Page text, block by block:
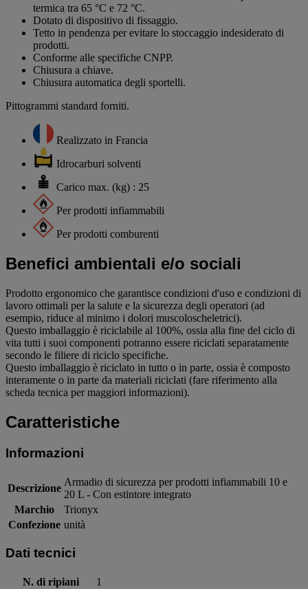
termica tra 65 °C e 72 °C.
Dotato di dispositivo di fissaggio.
Tetto in pendenza per evitare lo stoccaggio indesiderato di
prodotti.
Conforme alle specifiche CNPP.
Chiusura a chiave.
Chiusura automatica degli sportelli.
Pittogrammi standard forniti.
Realizzato in Francia
Idrocarburi solventi
Carico max. (kg) : 25
Per prodotti infiammabili
Per prodotti comburenti
Benefici ambientali e/o sociali
Prodotto ergonomico che garantisce condizioni d'uso e condizioni di
lavoro ottimali per la salute e la sicurezza degli operatori (ad
esempio, riduce al minimo i dolori muscoloscheletrici).
Questo imballaggio è riciclabile al 100%, ossia alla fine del ciclo di
vita tutti i suoi componenti potranno essere riciclati separatamente
secondo le filiere di riciclo specifiche.
Questo imballaggio è riciclato in tutto o in parte, ossia è composto
interamente o in parte da materiali riciclati (fare riferimento alla
scheda tecnica per maggiori informazioni).
Caratteristiche
Informazioni
Descrizione
Armadio di sicurezza per prodotti infiammabili 10 e
20 L - Con estintore integrato
Marchio
Trionyx
Confezione unità
Dati tecnici
N. di ripiani
1